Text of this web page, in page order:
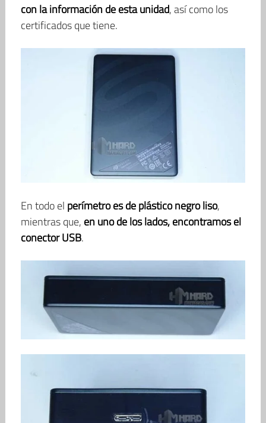
con la información de esta unidad, así como los
certificados que tiene.
En todo el perímetro es de plástico negro liso,
mientras que, en uno de los lados, encontramos el
conector USB.